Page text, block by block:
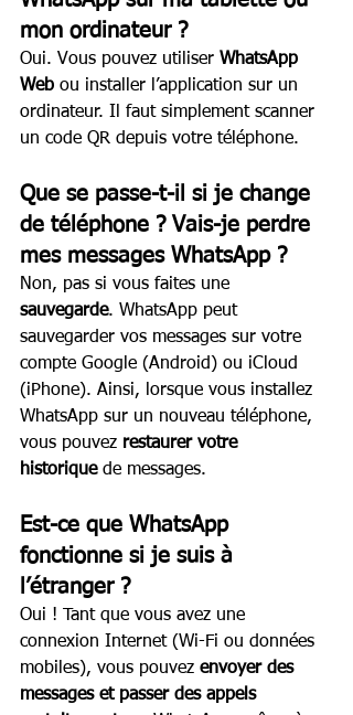
mon ordinateur ?
Oui. Vous pouvez utiliser WhatsApp
Web ou installer l’application sur un
ordinateur. Il faut simplement scanner
un code QR depuis votre téléphone.
Que se passe-t-il si je change
de téléphone ? Vais-je perdre
mes messages WhatsApp ?
Non, pas si vous faites une
sauvegarde. WhatsApp peut
sauvegarder vos messages sur votre
compte Google (Android) ou iCloud
(iPhone). Ainsi, lorsque vous installez
WhatsApp sur un nouveau téléphone,
vous pouvez restaurer votre
historique de messages.
Est-ce que WhatsApp
fonctionne si je suis à
l’étranger ?
Oui ! Tant que vous avez une
connexion Internet (Wi-Fi ou données
mobiles), vous pouvez envoyer des
messages et passer des appels